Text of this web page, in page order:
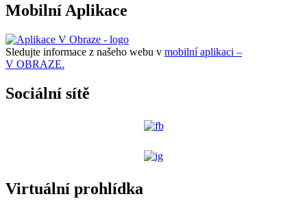
Mobilní Aplikace
Sledujte informace z našeho webu v mobilní aplikaci –
V OBRAZE.
Sociální sítě
Virtuální prohlídka